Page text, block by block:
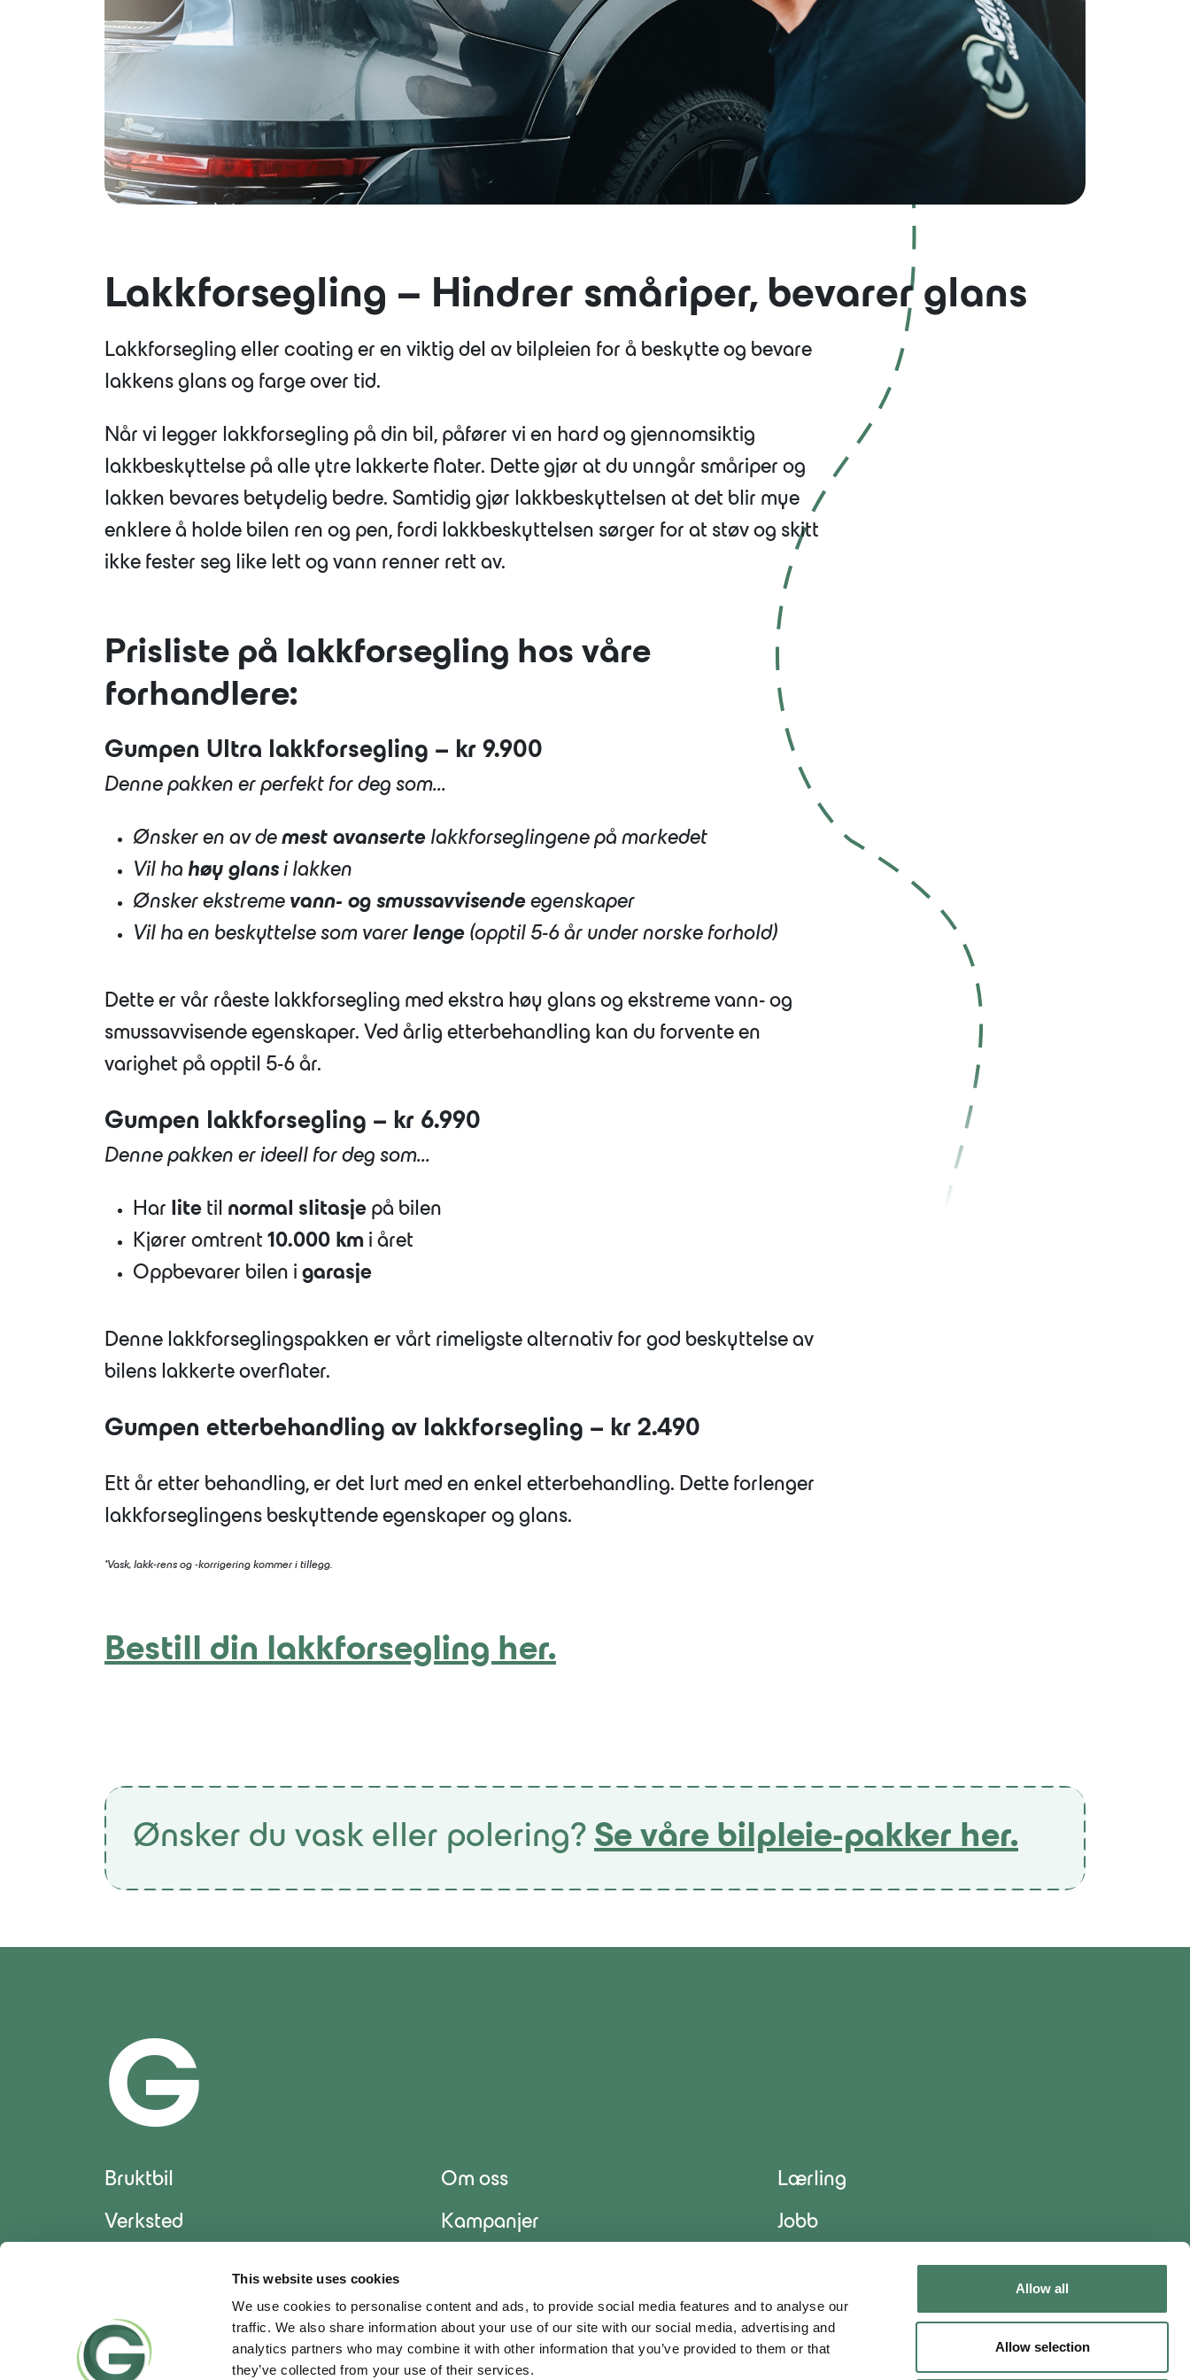
This website uses cookies
We use cookies to personalise content and ads, to provide social media features and to analyse our
traffic. We also share information about your use of our site with our social media, advertising and
analytics partners who may combine it with other information that you’ve provided to them or that
they’ve collected from your use of their services.
Allow all
Allow selection
Nyheter
Eiendom
Bilutleie
LÆRLING
Lakkforsegling – Hindrer småriper, bevarer glans
Lakkforsegling eller coating er en viktig del av bilpleien for å beskytte og bevare
lakkens glans og farge over tid.
Når vi legger lakkforsegling på din bil, påfører vi en hard og gjennomsiktig
lakkbeskyttelse på alle ytre lakkerte flater. Dette gjør at du unngår småriper og
lakken bevares betydelig bedre. Samtidig gjør lakkbeskyttelsen at det blir mye
enklere å holde bilen ren og pen, fordi lakkbeskyttelsen sørger for at støv og skitt
ikke fester seg like lett og vann renner rett av.
Prisliste på lakkforsegling hos våre
forhandlere:
Gumpen Ultra lakkforsegling – kr 9.900
Denne pakken er perfekt for deg som...
Ønsker en av de mest avanserte lakkforseglingene på markedet
Vil ha høy glans i lakken
Ønsker ekstreme vann- og smussavvisende egenskaper
Vil ha en beskyttelse som varer lenge (opptil 5-6 år under norske forhold)
Dette er vår råeste lakkforsegling med ekstra høy glans og ekstreme vann- og
smussavvisende egenskaper. Ved årlig etterbehandling kan du forvente en
varighet på opptil 5-6 år.
Gumpen lakkforsegling – kr 6.990
Denne pakken er ideell for deg som...
Har lite til normal slitasje på bilen
Kjører omtrent 10.000 km i året
Oppbevarer bilen i garasje
Denne lakkforseglingspakken er vårt rimeligste alternativ for god beskyttelse av
bilens lakkerte overflater.
Gumpen etterbehandling av lakkforsegling – kr 2.490
Ett år etter behandling, er det lurt med en enkel etterbehandling. Dette forlenger
lakkforseglingens beskyttende egenskaper og glans.
*Vask, lakk-rens og -korrigering kommer i tillegg.
Bestill din lakkforsegling her.
Ønsker du vask eller polering? Se våre bilpleie-pakker her.
G
Bruktbil
Verksted
Om oss
Kampanjer
Ofte stilte spørsmål
Lærling
Jobb
Fakturaopplysninger